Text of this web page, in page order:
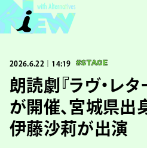
2026.6.22｜14:19 #STAGE
朗読劇『ラヴ・レ
が開催、宮城県出
伊藤沙莉が出演